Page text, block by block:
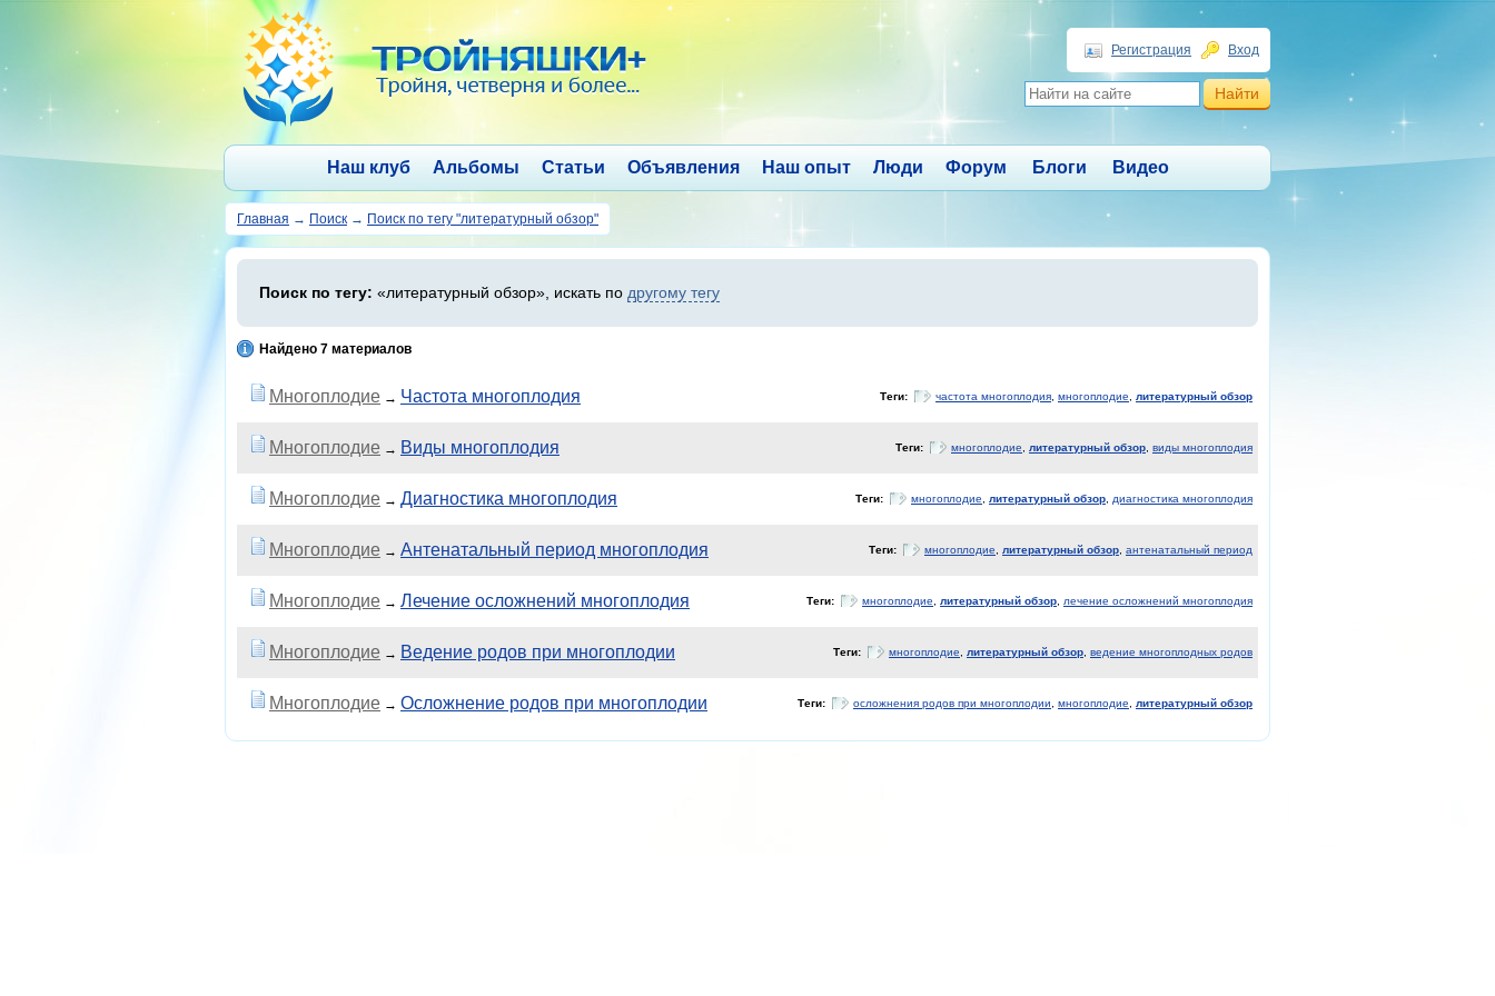
Регистрация Вход
Наш клуб Альбомы Статьи Объявления Наш опыт Люди Форум Блоги Видео
Главная → Поиск → Поиск по тегу "литературный обзор"
Поиск по тегу: «литературный обзор», искать по другому тегу
Найдено 7 материалов
Многоплодие → Частота многоплодия Теги: частота многоплодия многоплодие литературный обзор
Многоплодие → Виды многоплодия Теги: многоплодие литературный обзор виды многоплодия
Многоплодие → Диагностика многоплодия Теги: многоплодие литературный обзор диагностика многоплодия
Многоплодие → Антенатальный период многоплодия Теги: многоплодие литературный обзор антенатальный период
Многоплодие → Лечение осложнений многоплодия Теги: многоплодие литературный обзор лечение осложнений многоплодия
Многоплодие → Ведение родов при многоплодии Теги: многоплодие литературный обзор ведение многоплодных родов
Многоплодие → Осложнение родов при многоплодии Теги: осложнения родов при многоплодии многоплодие литературный обзор